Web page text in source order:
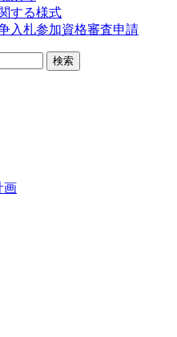
する様式
入札参加資格審査申請
画